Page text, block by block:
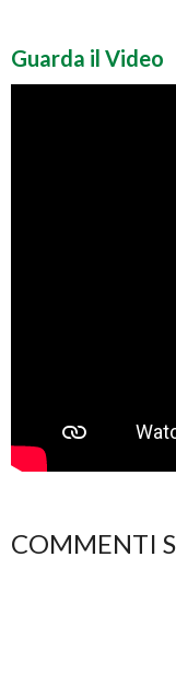
Guarda il Video
COMMENTI